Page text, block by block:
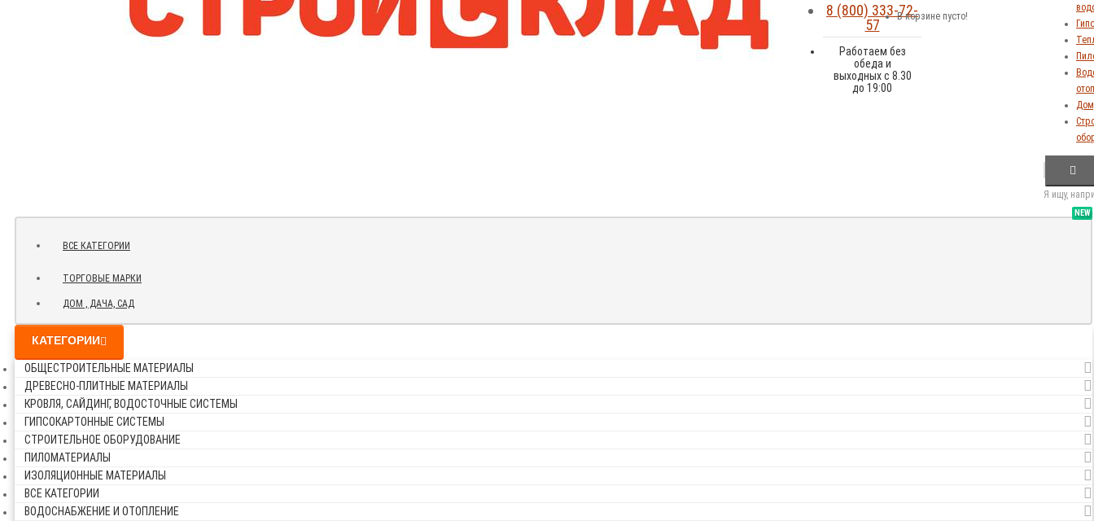
8 (800) 333-72-
57
Работаем без
обеда и
выходных с 8.30
до 19:00
В корзине пусто!
Я ищу,
ВСЕ КАТЕГОРИИ
ТОРГОВЫЕ МАРКИ
NEW
ДОМ , ДАЧА, САД
КАТЕГОРИИ
ОБЩЕСТРОИТЕЛЬНЫЕ МАТЕРИАЛЫ
ДРЕВЕСНО-ПЛИТНЫЕ МАТЕРИАЛЫ
КРОВЛЯ, САЙДИНГ, ВОДОСТОЧНЫЕ СИСТЕМЫ
ГИПСОКАРТОННЫЕ СИСТЕМЫ
СТРОИТЕЛЬНОЕ ОБОРУДОВАНИЕ
ПИЛОМАТЕРИАЛЫ
ИЗОЛЯЦИОННЫЕ МАТЕРИАЛЫ
ВСЕ КАТЕГОРИИ
ВОДОСНАБЖЕНИЕ И ОТОПЛЕНИЕ